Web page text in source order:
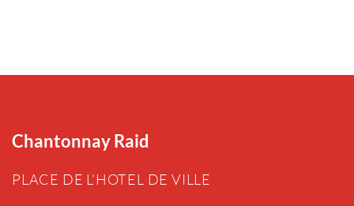
Chantonnay Raid
PLACE DE L’HOTEL DE VILLE